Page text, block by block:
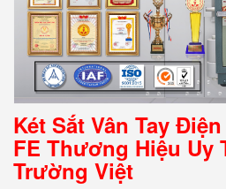
Két Sắt Vân Tay
FE Thương Hiệu Uy
Trường Việt